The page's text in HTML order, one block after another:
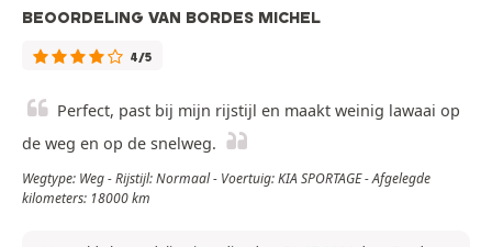
BEOORDELING VAN BORDES MICHEL
4/5
Perfect, past bij mijn rijstijl en maakt weinig lawaai op
de weg en op de snelweg.
Wegtype: Weg - Rijstijl: Normaal - Voertuig: KIA SPORTAGE - Afgelegde
kilometers: 18000 km